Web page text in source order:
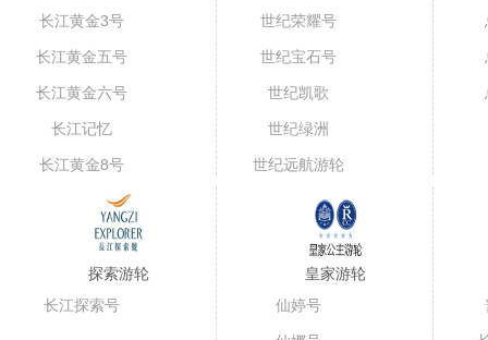
长江黄金3号
长江黄金五号
长江黄金六号
长江记忆
长江黄金8号
世纪荣耀号
世纪宝石号
世纪凯歌
世纪绿洲
世纪远航游轮
探索游轮
长江探索号
皇家游轮
仙婷号